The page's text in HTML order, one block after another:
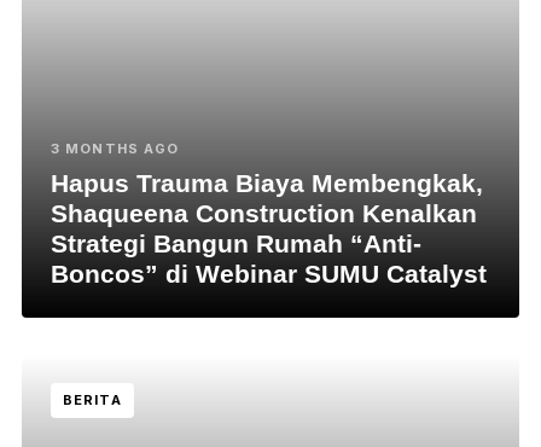
3 MONTHS AGO
Hapus Trauma Biaya Membengkak,
Shaqueena Construction Kenalkan
Strategi Bangun Rumah “Anti-
Boncos” di Webinar SUMU Catalyst
BERITA